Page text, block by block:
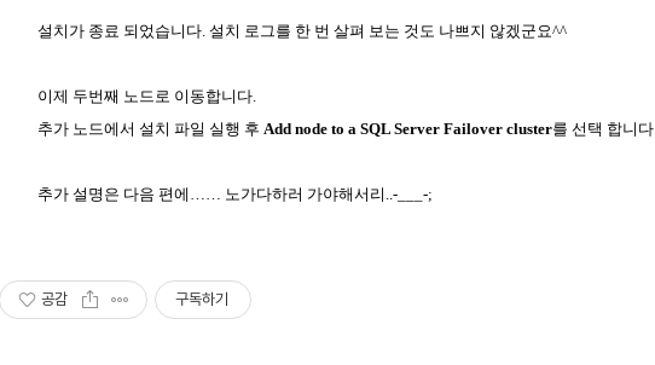
설치가 종료 되었습니다. 설치 로그를 한 번 살펴 보는 것도 나쁘지 않겠군요^^
이제 두번째 노드로 이동합니다.
추가 노드에서 설치 파일 실행 후 Add node to a SQL Server Failover cluster를 선택 합니다.
추가 설명은 다음 편에…… 노가다하러 가야해서리..-___-;
공감 구독하기